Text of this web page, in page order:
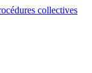
collectives